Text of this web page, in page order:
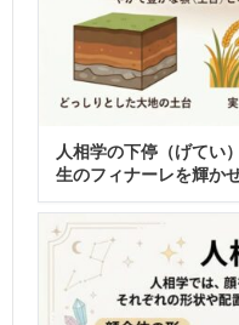
人相学の下停（げてい
生のフィナーレを輝か